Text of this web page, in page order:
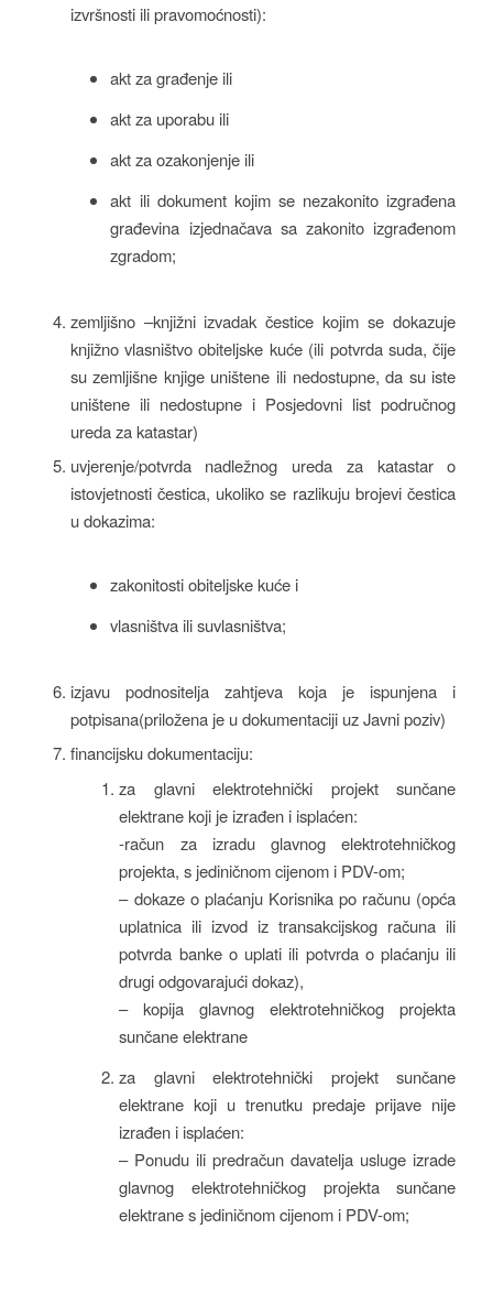
izvršnosti ili pravomoćnosti):
akt za građenje ili
akt za uporabu ili
akt za ozakonjenje ili
akt ili dokument kojim se nezakonito izgrađena
građevina izjednačava sa zakonito izgrađenom
zgradom;
zemljišno –knjižni izvadak čestice kojim se dokazuje
knjižno vlasništvo obiteljske kuće (ili potvrda suda, čije
su zemljišne knjige uništene ili nedostupne, da su iste
uništene ili nedostupne i Posjedovni list područnog
ureda za katastar)
uvjerenje/potvrda nadležnog ureda za katastar o
istovjetnosti čestica, ukoliko se razlikuju brojevi čestica
u dokazima:
zakonitosti obiteljske kuće i
vlasništva ili suvlasništva;
izjavu podnositelja zahtjeva koja je ispunjena i
potpisana(priložena je u dokumentaciji uz Javni poziv)
financijsku dokumentaciju:
za glavni elektrotehnički projekt sunčane
elektrane koji je izrađen i isplaćen:
-račun za izradu glavnog elektrotehničkog
projekta, s jediničnom cijenom i PDV-om;
– dokaze o plaćanju Korisnika po računu (opća
uplatnica ili izvod iz transakcijskog računa ili
potvrda banke o uplati ili potvrda o plaćanju ili
drugi odgovarajući dokaz),
– kopija glavnog elektrotehničkog projekta
sunčane elektrane
za glavni elektrotehnički projekt sunčane
elektrane koji u trenutku predaje prijave nije
izrađen i isplaćen:
– Ponudu ili predračun davatelja usluge izrade
glavnog elektrotehničkog projekta sunčane
elektrane s jediničnom cijenom i PDV-om;